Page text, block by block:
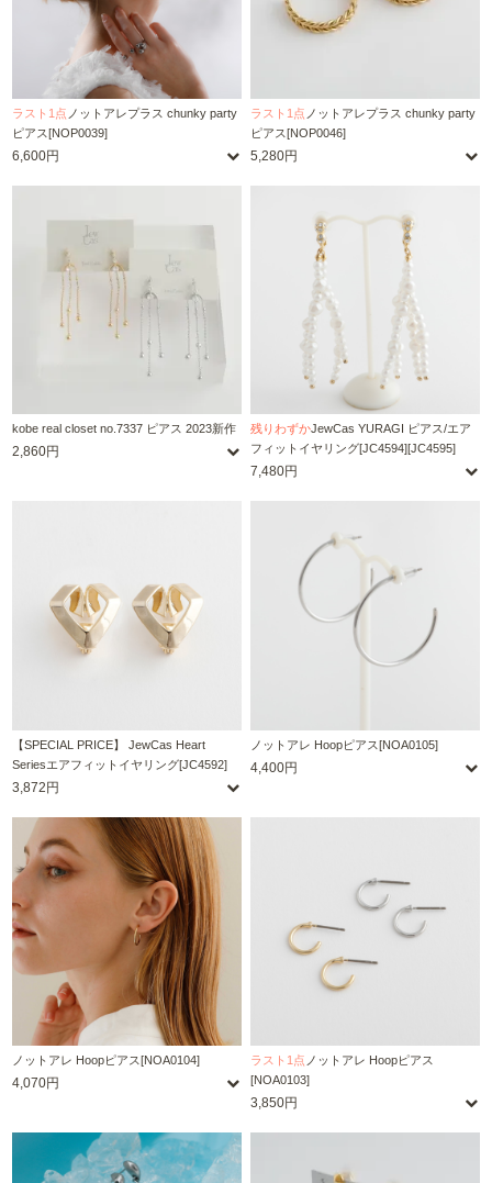
ラスト1点 ノットアレプラス chunky party
ピアス[NOP0039]
6,600円
ラスト1点 ノットアレプラス chunky party
ピアス[NOP0046]
5,280円
kobe real closet no.7337 ピアス 2023新作
2,860円
残りわずかJewCas YURAGI ピアス/エア
フィットイヤリング[JC4594][JC4595]
7,480円
【SPECIAL PRICE】 JewCas Heart
Seriesエアフィットイヤリング[JC4592]
3,872円
ノットアレ Hoopピアス[NOA0105]
4,400円
ノットアレ Hoopピアス[NOA0104]
4,070円
ラスト1点 ノットアレ Hoopピアス
[NOA0103]
3,850円